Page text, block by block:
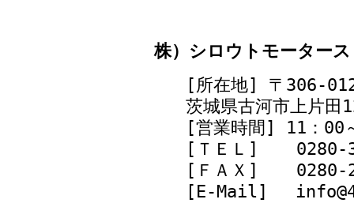
株）シロウトモータース
[所在地] 〒306-
茨城県古河市上片田
[営業時間] 11：00
[ＴＥＬ] 0280-
[ＦＡＸ] 0280-
[E-Mail]